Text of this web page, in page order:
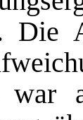
Die
war